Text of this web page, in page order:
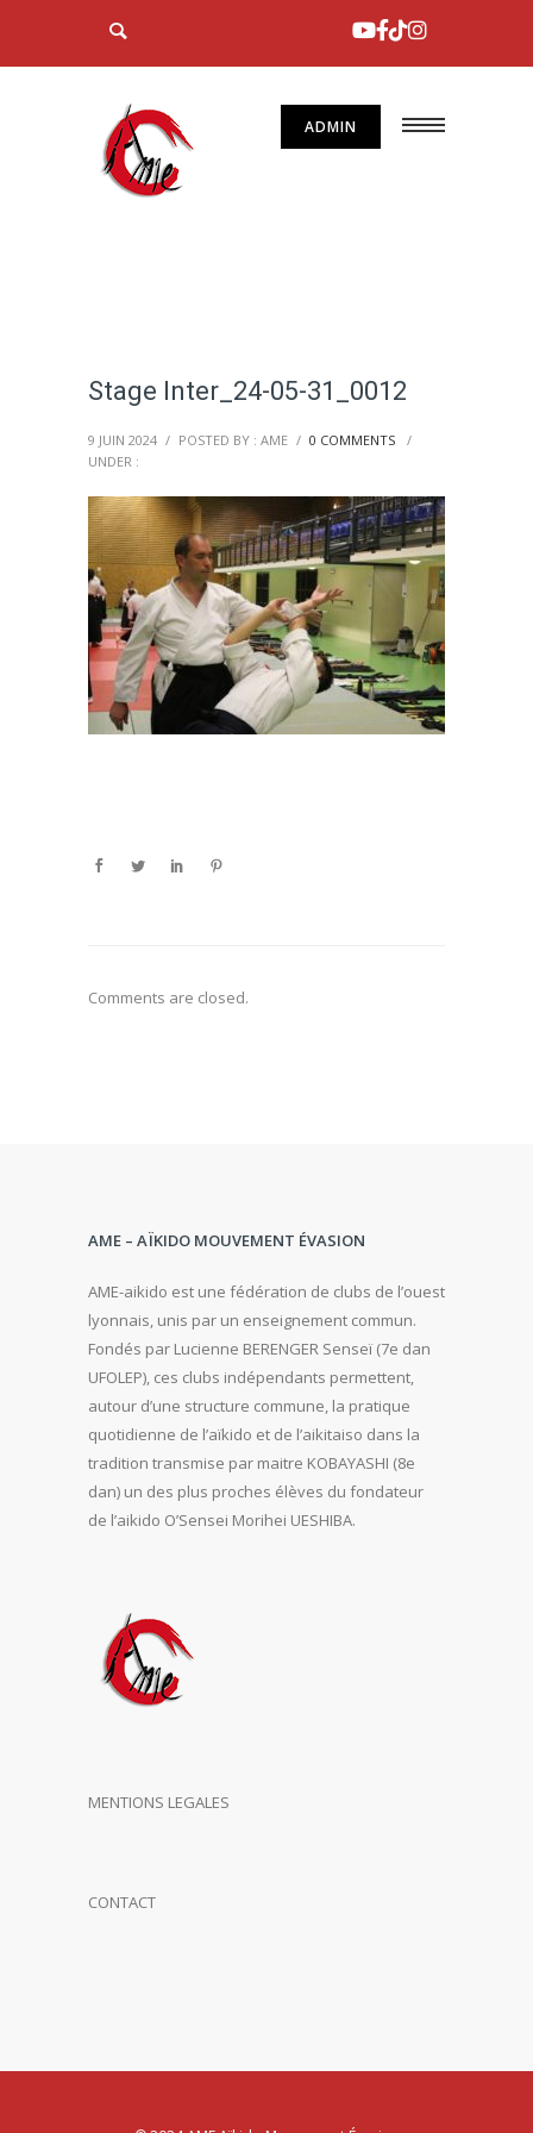
ADMIN
Stage Inter_24-05-31_0012
9 JUIN 2024 / POSTED BY : AME / 0 COMMENTS
/
UNDER :
Comments are closed.
AME – AÏKIDO MOUVEMENT ÉVASION
AME-aikido est une fédération de clubs de l’ouest
lyonnais, unis par un enseignement commun.
Fondés par Lucienne BERENGER Senseï (7e dan
UFOLEP), ces clubs indépendants permettent,
autour d’une structure commune, la pratique
quotidienne de l’aïkido et de l’aikitaiso dans la
tradition transmise par maitre KOBAYASHI (8e
dan) un des plus proches élèves du fondateur
de l’aikido O’Sensei Morihei UESHIBA.
MENTIONS LEGALES
CONTACT